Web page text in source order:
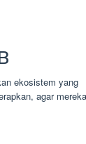
ekosistem yang
agar